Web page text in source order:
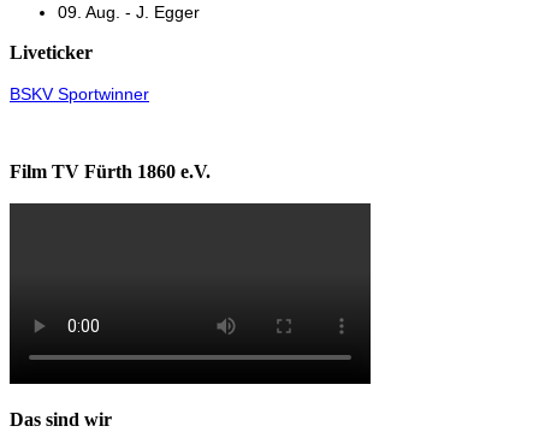
09. Aug. - J. Egger
Liveticker
BSKV Sportwinner
Film TV Fürth 1860 e.V.
Das sind wir